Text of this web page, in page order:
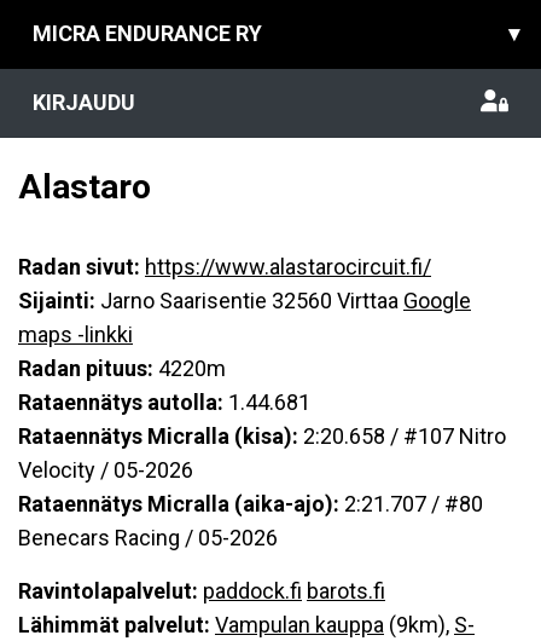
MICRA ENDURANCE RY ▾
KIRJAUDU
Alastaro
Radan sivut: https://www.alastarocircuit.fi/
Sijainti: Jarno Saarisentie 32560 Virttaa Google
maps -linkki
Radan pituus: 4220m
Rataennätys autolla: 1.44.681
Rataennätys Micralla (kisa): 2:20.658 / #107 Nitro
Velocity / 05-2026
Rataennätys Micralla (aika-ajo): 2:21.707 / #80
Benecars Racing / 05-2026
Ravintolapalvelut: paddock.fi barots.fi
Lähimmät palvelut: Vampulan kauppa (9km), S-